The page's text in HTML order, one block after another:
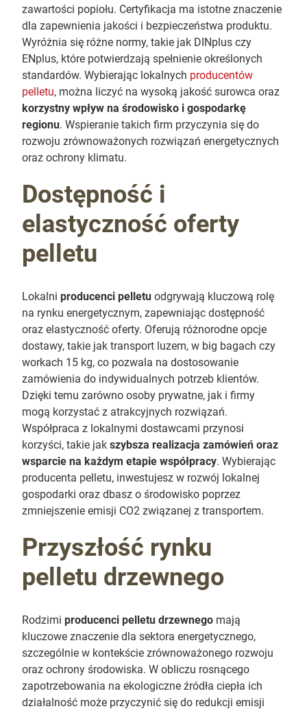
zawartości popiołu. Certyfikacja ma istotne znaczenie
dla zapewnienia jakości i bezpieczeństwa produktu.
Wyróżnia się różne normy, takie jak DINplus czy
ENplus, które potwierdzają spełnienie określonych
standardów. Wybierając lokalnych producentów
pelletu, można liczyć na wysoką jakość surowca oraz
korzystny wpływ na środowisko i gospodarkę
regionu. Wspieranie takich firm przyczynia się do
rozwoju zrównoważonych rozwiązań energetycznych
oraz ochrony klimatu.
Dostępność i
elastyczność oferty
pelletu
Lokalni producenci pelletu odgrywają kluczową rolę
na rynku energetycznym, zapewniając dostępność
oraz elastyczność oferty. Oferują różnorodne opcje
dostawy, takie jak transport luzem, w big bagach czy
workach 15 kg, co pozwala na dostosowanie
zamówienia do indywidualnych potrzeb klientów.
Dzięki temu zarówno osoby prywatne, jak i firmy
mogą korzystać z atrakcyjnych rozwiązań.
Współpraca z lokalnymi dostawcami przynosi
korzyści, takie jak szybsza realizacja zamówień oraz
wsparcie na każdym etapie współpracy. Wybierając
producenta pelletu, inwestujesz w rozwój lokalnej
gospodarki oraz dbasz o środowisko poprzez
zmniejszenie emisji CO2 związanej z transportem.
Przyszłość rynku
pelletu drzewnego
Rodzimi producenci pelletu drzewnego mają
kluczowe znaczenie dla sektora energetycznego,
szczególnie w kontekście zrównoważonego rozwoju
oraz ochrony środowiska. W obliczu rosnącego
zapotrzebowania na ekologiczne źródła ciepła ich
działalność może przyczynić się do redukcji emisji